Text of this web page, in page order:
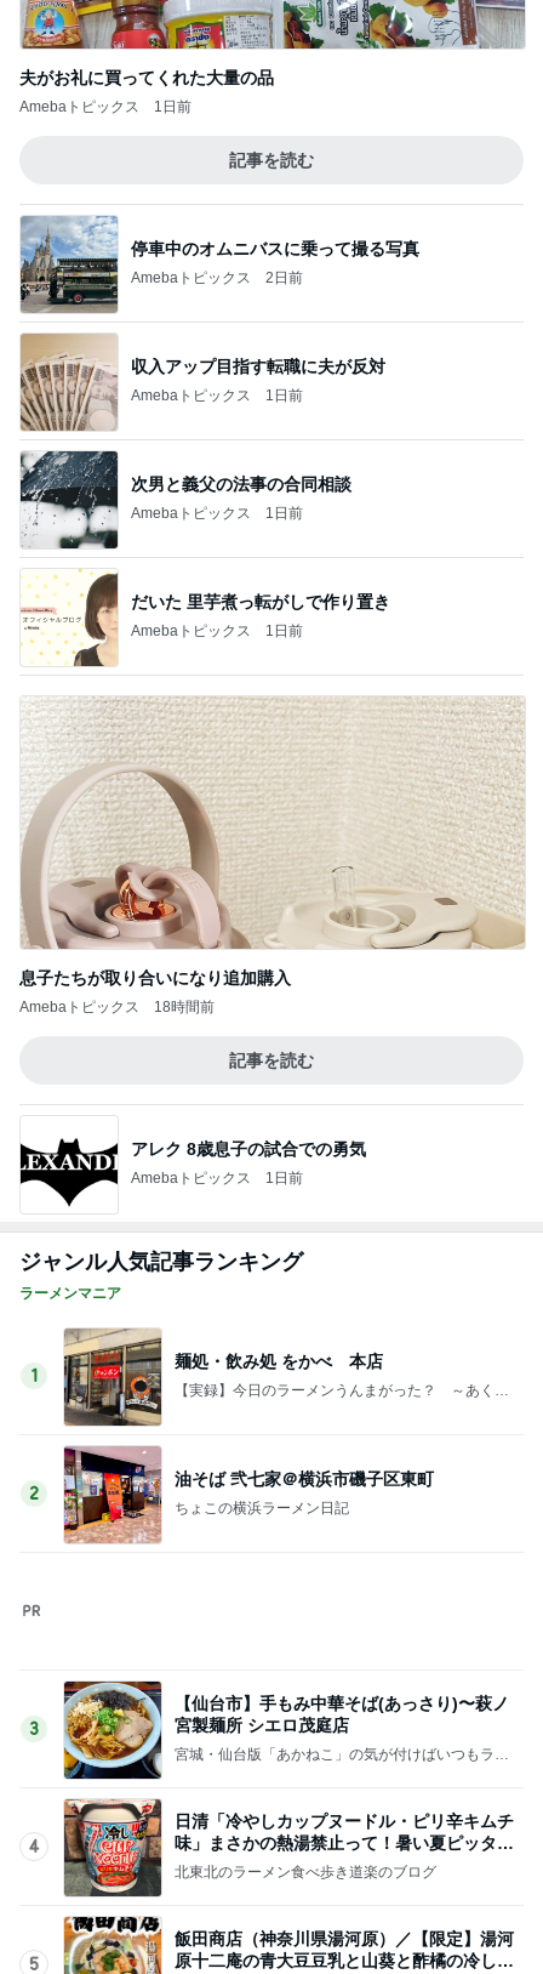
夫がお礼に買ってくれた大量の品
Amebaトピックス 1日前
記事を読む
停車中のオムニバスに乗って撮る写真
Amebaトピックス 2日前
収入アップ目指す転職に夫が反対
Amebaトピックス 1日前
次男と義父の法事の合同相談
Amebaトピックス 1日前
だいた 里芋煮っ転がしで作り置き
Amebaトピックス 1日前
息子たちが取り合いになり追加購入
Amebaトピックス 18時間前
記事を読む
アレク 8歳息子の試合での勇気
Amebaトピックス 1日前
ジャンル人気記事ランキング
ラーメンマニア
1
麺処・飲み処 をかべ 本店
【実録】今日のラーメンうんまがった？ ～あくま
2
油そば 弐七家＠横浜市磯子区東町
ちょこの横浜ラーメン日記
3
4
日清「冷やしカップヌードル・ピリ辛キムチ
味」まさかの熱湯禁止って！暑い夏ピッタリ
のカップ麺登場
北東北のラーメン食べ歩き道楽のブログ
5
飯田商店（神奈川県湯河原）／【限定】湯河
原十二庵の青大豆豆乳と山葵と酢橘の冷し麺
2,500円
ピップのブログ
このジャンルの記事をもっと見る